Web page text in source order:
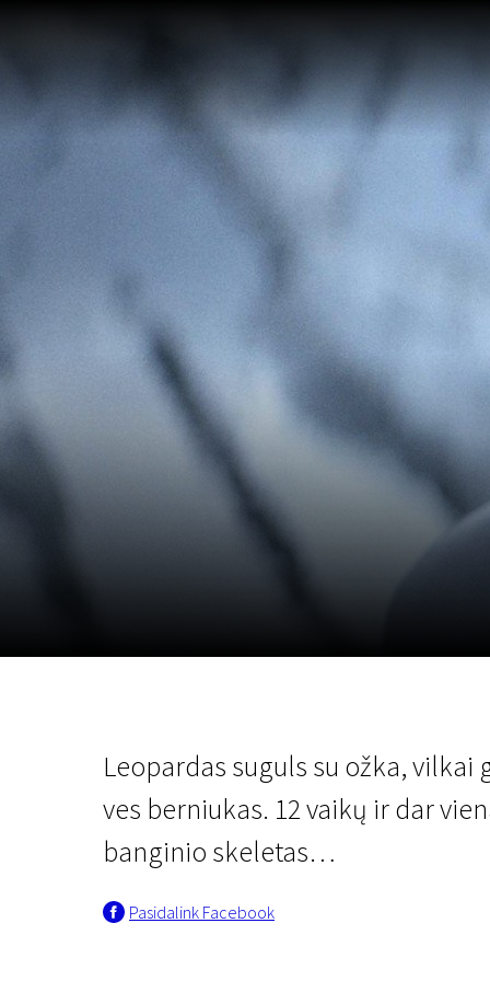
Leopardas suguls su ožka, vilkai
ves berniukas. 12 vaikų ir dar
banginio skeletas…
Pasidalink Facebook